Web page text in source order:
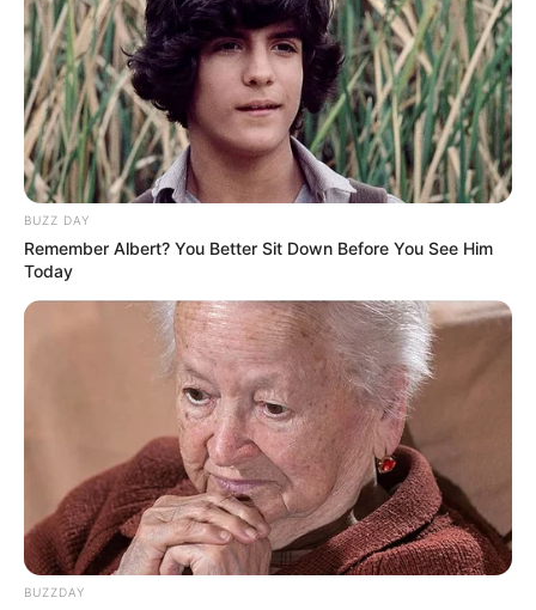
10 Potret Ini Buktikan
Gemasnya Jika Semua
Hewan Berwajah Kucing
10 Momen Hewan Pas
Masih Bayi Sampai Besar,
Bikin Terharu Pemiliknya
Tertangkap Kamera, 10
Momen Hewan Tunjukkan
Afeksi ke Manusia
10 Momen Kebersamaan
Bayi Manusia dan Hewan,
Gemasnya Overload
BUZZ DAY
Remember Albert? You Better Sit Down Before You See Him
Today
BUZZDAY